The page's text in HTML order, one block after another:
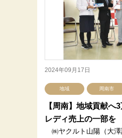
2024年09月17日
地域 周南市
【周南】地域貢献
レディ売上の一部を
㈱ヤクルト山陽（大